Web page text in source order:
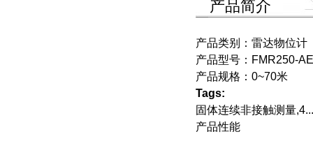
产品简介
产品类别： 雷达物位计
产品型号： FMR250-
产品规格： 0~70米
Tags:
固体连续非接触测量
产品性能